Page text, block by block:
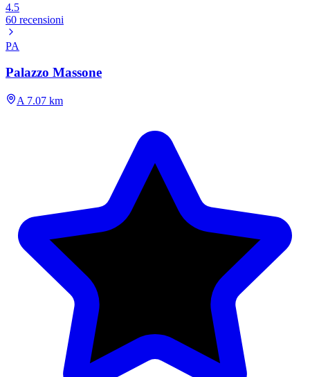
4.5
60 recensioni
PA
Palazzo Massone
A 7.07 km